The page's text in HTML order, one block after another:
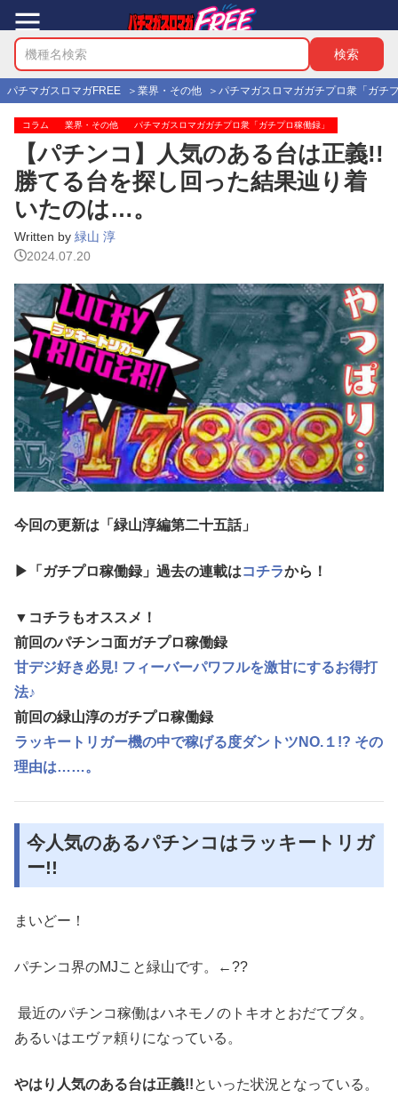
パチマガスロマガFREE 業界・その他 パチマガスロマガガチプロ衆「ガチ
コラム 業界・その他 パチマガスロマガガチプロ衆「ガチプロ稼働録」
【パチンコ】人気のある台は正義!!
勝てる台を探し回った結果辿り着
いたのは…。
Written by 緑山 淳
2024.07.20
今回の更新は「緑山淳編第二十五話」
▶「ガチプロ稼働録」過去の連載はコチラから！
▼コチラもオススメ！
前回のパチンコ面ガチプロ稼働録
甘デジ好き必見! フィーバーパワフルを激甘にするお得打
法♪
前回の緑山淳のガチプロ稼働録
ラッキートリガー機の中で稼げる度ダントツNO.１!? その
理由は……。
今人気のあるパチンコはラッキートリガ
ー!!
まいどー！
パチンコ界のMJこと緑山です。←??
最近のパチンコ稼働はハネモノのトキオとおだてブタ。
あるいはエヴァ頼りになっている。
やはり人気のある台は正義!!といった状況となっている。